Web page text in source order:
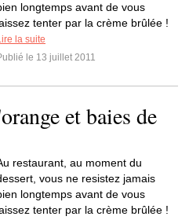
longtemps avant de vous
tenter par la crème brûlée !
la suite
le 13 juillet 2011
et baies de
restaurant, au moment du
vous ne resistez jamais
longtemps avant de vous
tenter par la crème brûlée !